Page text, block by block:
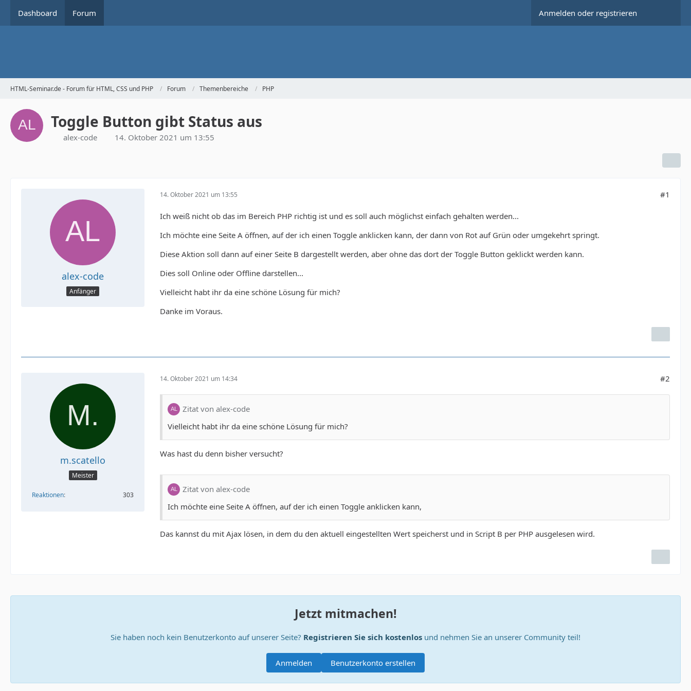
Dashboard Forum Anmelden oder registrieren
HTML-Seminar.de - Forum für HTML, CSS und PHP Forum Themenbereiche PHP
Toggle Button gibt Status aus
alex-code 14. Oktober 2021 um 13:55
alex-code
Anfänger
14. Oktober 2021 um 13:55 #1
Ich weiß nicht ob das im Bereich PHP richtig ist und es soll auch möglichst einfach gehalten werden...
Ich möchte eine Seite A öffnen, auf der ich einen Toggle anklicken kann, der dann von Rot auf Grün oder umgekehrt springt.
Diese Aktion soll dann auf einer Seite B dargestellt werden, aber ohne das dort der Toggle Button geklickt werden kann.
Dies soll Online oder Offline darstellen...
Vielleicht habt ihr da eine schöne Lösung für mich?
Danke im Voraus.
m.scatello
Meister
Reaktionen 303
14. Oktober 2021 um 14:34 #2
Zitat von alex-code
Vielleicht habt ihr da eine schöne Lösung für mich?
Was hast du denn bisher versucht?
Zitat von alex-code
Ich möchte eine Seite A öffnen, auf der ich einen Toggle anklicken kann,
Das kannst du mit Ajax lösen, in dem du den aktuell eingestellten Wert speicherst und in Script B per PHP ausgelesen wird.
Jetzt mitmachen!
Sie haben noch kein Benutzerkonto auf unserer Seite? Registrieren Sie sich kostenlos und nehmen Sie an unserer Community teil!
Benutzerkonto erstellen
Anmelden